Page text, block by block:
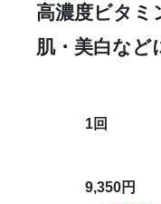
高濃度ビタミ
肌・美白など
1回
9,350円